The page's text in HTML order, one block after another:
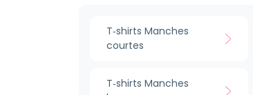
T‑shirts Manches
courtes
T‑shirts Manches